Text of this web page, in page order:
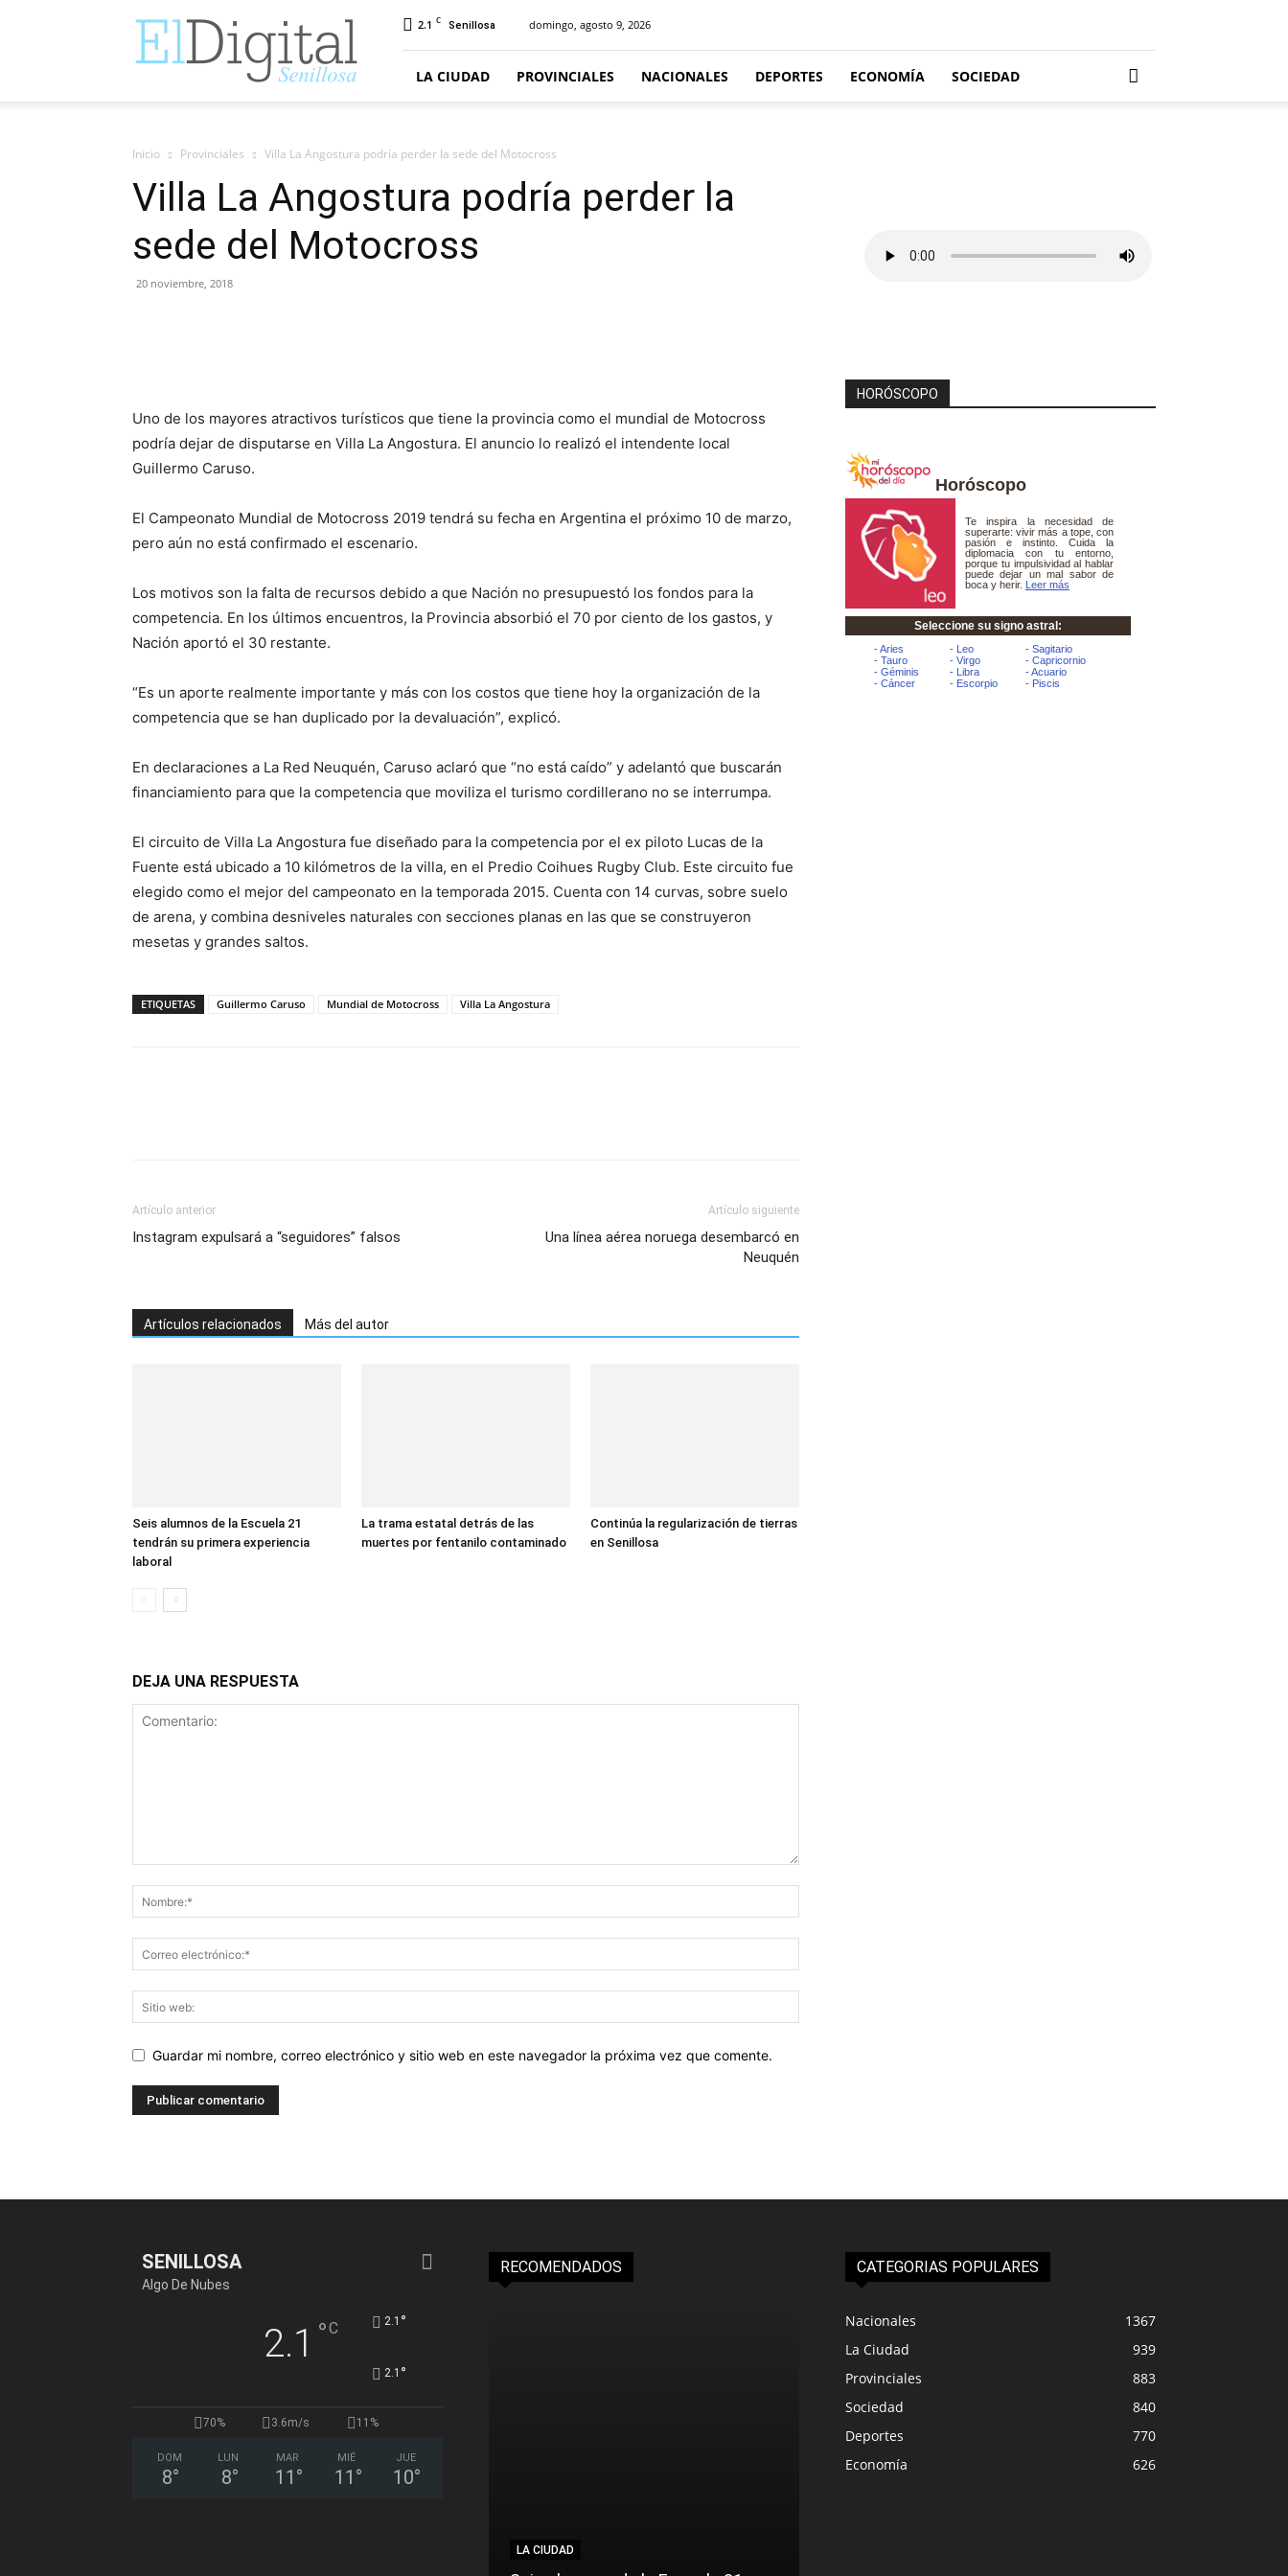
2.1 C Senillosa domingo, agosto 9, 2026
LA CIUDAD PROVINCIALES NACIONALES DEPORTES ECONOMÍA SOCIEDAD
Inicio Provinciales Villa La Angostura podría perder la sede del Motocross
Villa La Angostura podría perder la
sede del Motocross
20 noviembre, 2018
Uno de los mayores atractivos turísticos que tiene la provincia como el mundial de Motocross
podría dejar de disputarse en Villa La Angostura. El anuncio lo realizó el intendente local
Guillermo Caruso.
El Campeonato Mundial de Motocross 2019 tendrá su fecha en Argentina el próximo 10 de marzo,
pero aún no está confirmado el escenario.
Los motivos son la falta de recursos debido a que Nación no presupuestó los fondos para la
competencia. En los últimos encuentros, la Provincia absorbió el 70 por ciento de los gastos, y
Nación aportó el 30 restante.
“Es un aporte realmente importante y más con los costos que tiene hoy la organización de la
competencia que se han duplicado por la devaluación”, explicó.
En declaraciones a La Red Neuquén, Caruso aclaró que “no está caído” y adelantó que buscarán
financiamiento para que la competencia que moviliza el turismo cordillerano no se interrumpa.
El circuito de Villa La Angostura fue diseñado para la competencia por el ex piloto Lucas de la
Fuente está ubicado a 10 kilómetros de la villa, en el Predio Coihues Rugby Club. Este circuito fue
elegido como el mejor del campeonato en la temporada 2015. Cuenta con 14 curvas, sobre suelo
de arena, y combina desniveles naturales con secciones planas en las que se construyeron
mesetas y grandes saltos.
ETIQUETAS Guillermo Caruso Mundial de Motocross Villa La Angostura
Artículo anterior
Instagram expulsará a “seguidores” falsos
Artículo siguiente
Una línea aérea noruega desembarcó en
Neuquén
Artículos relacionados Más del autor
Seis alumnos de la Escuela 21
tendrán su primera experiencia
laboral
La trama estatal detrás de las
muertes por fentanilo contaminado
Continúa la regularización de tierras
en Senillosa
DEJA UNA RESPUESTA
Guardar mi nombre, correo electrónico y sitio web en este navegador la próxima vez que comente.
HORÓSCOPO
Horóscopo
SENILLOSA
Algo De Nubes
2.1 °C 2.1 °
2.1 °
70% 3.6m/s 11%
DOM
8°
LUN
8°
MAR
11 °
MIÉ
11 °
JUE
10°
RECOMENDADOS
LA CIUDAD
CATEGORIAS POPULARES
Nacionales
1367
La Ciudad
939
Provinciales
883
Sociedad
840
Deportes
770
Economía
626